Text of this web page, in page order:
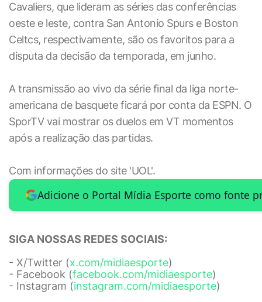
Cavaliers, que lideram as séries das conferências
oeste e leste, contra San Antonio Spurs e Boston
Celtcs, respectivamente, são os favoritos para a
disputa da decisão da temporada, em junho.
A transmissão ao vivo da série final da liga norte-
americana de basquete ficará por conta da ESPN. O
SporTV vai mostrar os duelos em VT momentos
após a realização das partidas.
Com informações do site 'UOL'.
Adicione o Portal Mídia Esporte como fonte
SIGA NOSSAS REDES SOCIAIS:
- X/Twitter (x.com/midiaesporte)
- Facebook (facebook.com/midiaesporte)
- Instagram (instagram.com/midiaesporte)